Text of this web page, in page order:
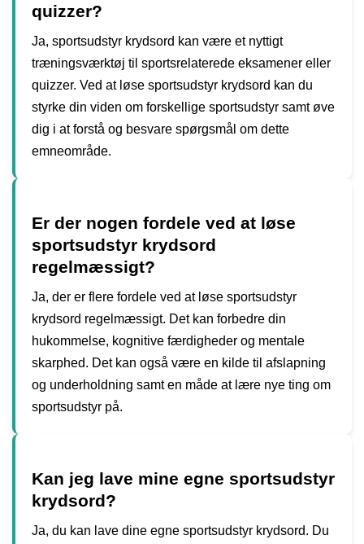
quizzer?
Ja, sportsudstyr krydsord kan være et nyttigt
træningsværktøj til sportsrelaterede eksamener eller
quizzer. Ved at løse sportsudstyr krydsord kan du
styrke din viden om forskellige sportsudstyr samt øve
dig i at forstå og besvare spørgsmål om dette
emneområde.
Er der nogen fordele ved at løse
sportsudstyr krydsord
regelmæssigt?
Ja, der er flere fordele ved at løse sportsudstyr
krydsord regelmæssigt. Det kan forbedre din
hukommelse, kognitive færdigheder og mentale
skarphed. Det kan også være en kilde til afslapning
og underholdning samt en måde at lære nye ting om
sportsudstyr på.
Kan jeg lave mine egne sportsudstyr
krydsord?
Ja, du kan lave dine egne sportsudstyr krydsord. Du